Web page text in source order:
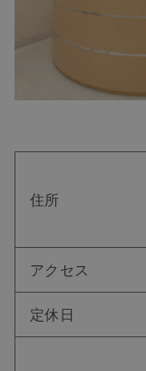
住所
アクセス
定休日